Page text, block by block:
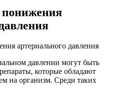
давлении могут быть
которые обладают
на организм. Среди таких